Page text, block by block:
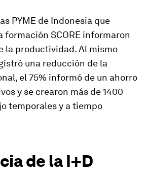
PYME de Indonesia que
formación SCORE informaron
la productividad. Al mismo
una reducción de la
el 75% informó de un ahorro
y se crearon más de 1400
temporales y a tiempo
de la I+D